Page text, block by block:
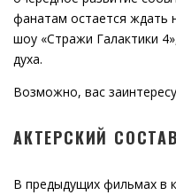
фанатам остается ждать
шоу «Стражи Галактики
духа.
Возможно, вас
АКТЕРСКИЙ СОСТАВ
В предыдущих фильмах в